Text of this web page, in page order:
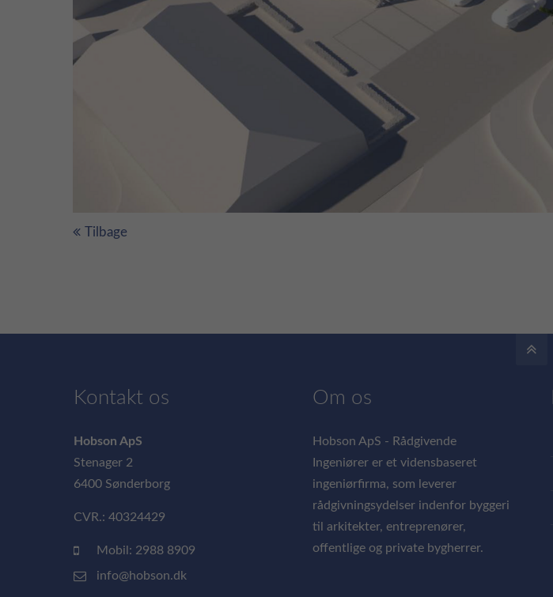
Tilbage
Kontakt os
Hobson ApS
Stenager 2
6400 Sønderborg
CVR.: 40324429
Mobil: 2988 8909
info@hobson.dk
Om os
Hobson ApS - Rådgivende
Ingeniører er et vidensbaseret
ingeniørfirma, som leverer
rådgivningsydelser indenfor byggeri
til arkitekter, entreprenører,
offentlige og private bygherrer.